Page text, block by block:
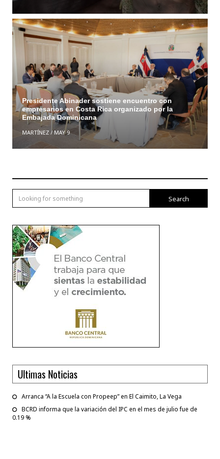
Presidente Abinader sostiene encuentro con
empresarios en Costa Rica organizado por la
Embajada Dominicana
MARTÍNEZ/MAY 9
Search
Ultimas Noticias
Arranca “A la Escuela con Propeep” en El Caimito, La Vega
BCRD informa que la variación del IPC en el mes de julio fue de
0.19 %